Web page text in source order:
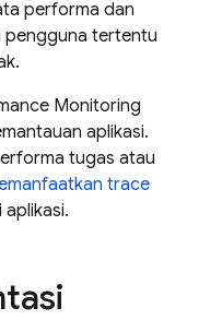
performa dan
pengguna tertentu
Monitoring
aplikasi.
tugas atau
trace
aplikasi.